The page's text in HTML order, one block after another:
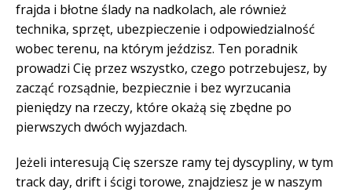
frajda i błotne ślady na nadkolach, ale również
technika, sprzęt, ubezpieczenie i odpowiedzialność
wobec terenu, na którym jeździsz. Ten poradnik
prowadzi Cię przez wszystko, czego potrzebujesz, by
zacząć rozsądnie, bezpiecznie i bez wyrzucania
pieniędzy na rzeczy, które okażą się zbędne po
pierwszych dwóch wyjazdach.
Jeżeli interesują Cię szersze ramy tej dyscypliny, w tym
track day, drift i ścigi torowe, znajdziesz je w naszym